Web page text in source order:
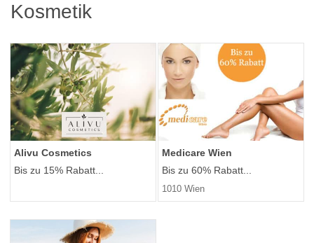
Kosmetik
Alivu Cosmetics
Bis zu 15% Rabatt...
Medicare Wien
Bis zu 60% Rabatt...
1010 Wien